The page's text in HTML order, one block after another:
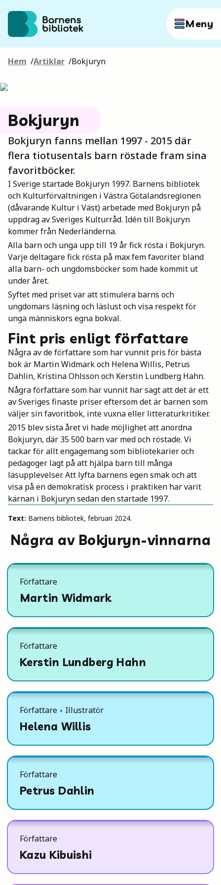
Hoppa till innehållet
Meny
Författare
Hitta mer
Sök
Mina böcker
Vuxen
Utskrifter
Hem /Artiklar /Bokjuryn
Bokjuryn
Bokjuryn fanns mellan 1997 - 2015 där
flera tiotusentals barn röstade fram sina
favoritböcker.
I Sverige startade Bokjuryn 1997. Barnens bibliotek
och Kulturförvaltningen i Västra Götalandsregionen
(dåvarande Kultur i Väst) arbetade med Bokjuryn på
uppdrag av Sveriges Kulturråd. Idén till Bokjuryn
kommer från Nederländerna.
Alla barn och unga upp till 19 år fick rösta i Bokjuryn.
Varje deltagare fick rösta på max fem favoriter bland
alla barn- och ungdomsböcker som hade kommit ut
under året.
Syftet med priset var att stimulera barns och
ungdomars läsning och läslust och visa respekt för
unga människors egna bokval.
Fint pris enligt författare
Några av de författare som har vunnit pris för bästa
bok är Martin Widmark och Helena Willis, Petrus
Dahlin, Kristina Ohlsson och Kerstin Lundberg Hahn.
Några författare som har vunnit har sagt att det är ett
av Sveriges finaste priser eftersom det är barnen som
väljer sin favoritbok, inte vuxna eller litteraturkritiker.
2015 blev sista året vi hade möjlighet att anordna
Bokjuryn, där 35 500 barn var med och röstade. Vi
tackar för allt engagemang som bibliotekarier och
pedagoger lagt på att hjälpa barn till många
läsupplevelser. Att lyfta barnens egen smak och att
visa på en demokratisk process i praktiken har varit
kärnan i Bokjuryn sedan den startade 1997.
Text: Barnens bibliotek, februari 2024.
Några av Bokjuryn-vinnarna
Martin Widmark
Författare
Kerstin Lundberg Hahn
Författare
Helena Willis
Författare Illustratör
Petrus Dahlin
Författare
Kazu Kibuishi
Författare